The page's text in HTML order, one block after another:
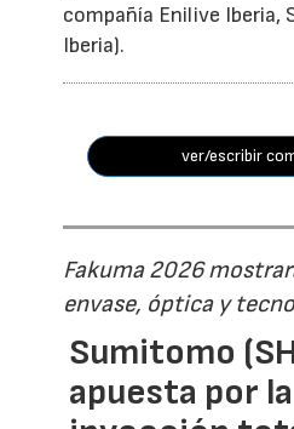
compañía Enilive Iberia,
Iberia).
ver/escribir
Fakuma 2026
envase, óptica y
Sumitomo
apuesta por la